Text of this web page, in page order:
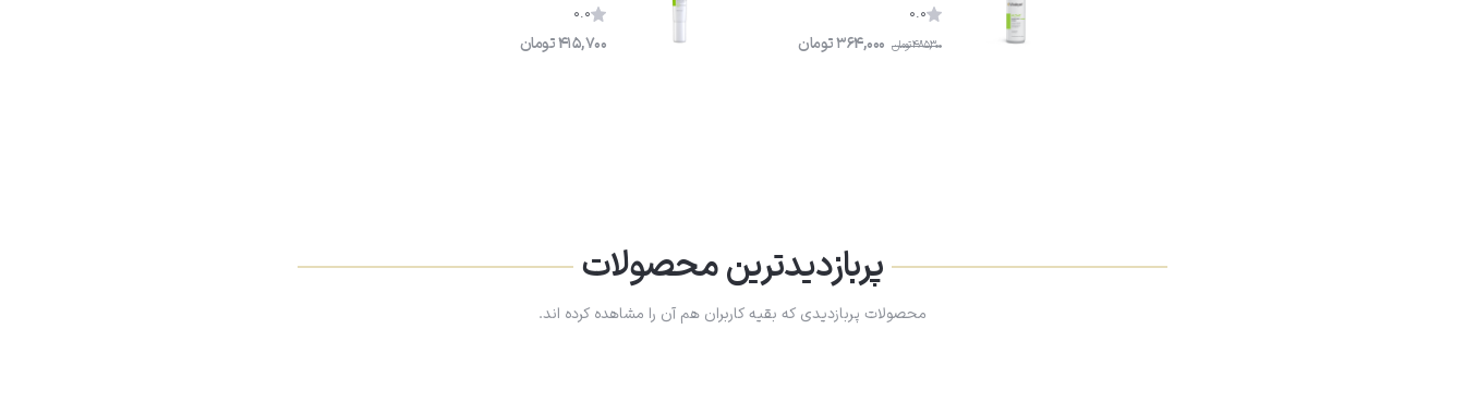
0.0
485,300تومان 364,000تومان
0.0
415,700تومان
پربازدیدترین محصولات
محصولات پربازدیدی که بقیه کاربران هم آن را مشاهده کرده اند.